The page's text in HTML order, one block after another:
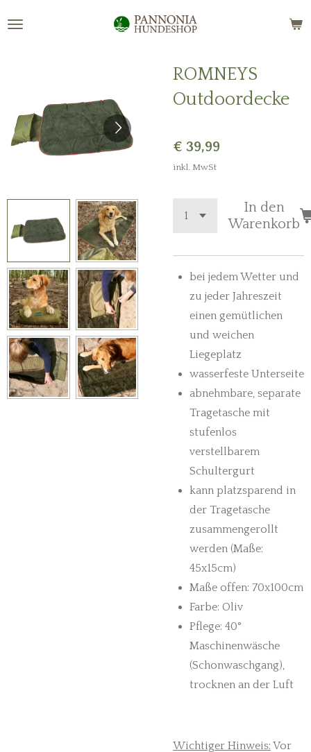
ROMNEYS
Outdoordecke
€ 39,99
inkl. MwSt
In den
Warenkorb
bei jedem Wetter und
zu jeder Jahreszeit
einen gemütlichen
und weichen
Liegeplatz
wasserfeste Unterseite
abnehmbare, separate
Tragetasche mit
stufenlos
verstellbarem
Schultergurt
kann platzsparend in
der Tragetasche
zusammengerollt
werden (Maße:
45x15cm)
Maße offen: 70x100cm
Farbe: Oliv
Pflege: 40°
Maschinenwäsche
(Schonwaschgang),
trocknen an der Luft
Wichtiger Hinweis: Vor